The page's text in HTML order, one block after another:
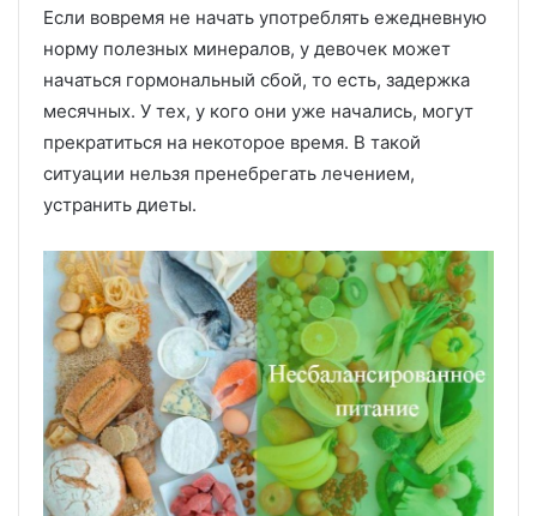
Если вовремя не начать употреблять ежедневную
норму полезных минералов, у девочек может
начаться гормональный сбой, то есть, задержка
месячных. У тех, у кого они уже начались, могут
прекратиться на некоторое время. В такой
ситуации нельзя пренебрегать лечением,
устранить диеты.